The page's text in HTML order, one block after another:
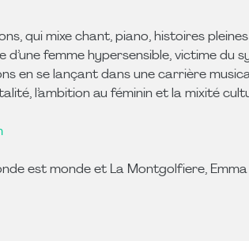
qui mixe chant, piano, histoires pleines
femme hypersensible, victime du
en se lançant dans une carrière
l’ambition au féminin et la mixité
est monde et La Montgolfiere,